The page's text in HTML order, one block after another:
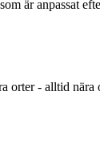
är anpassat
- alltid